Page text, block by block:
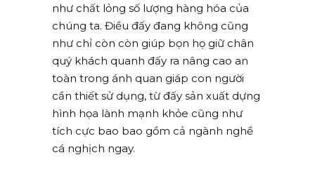
như chất lỏng số lượng hàng hóa của
chúng ta. Điều đấy đang không cũng
như chỉ còn còn giúp bọn họ giữ chân
quý khách quanh đấy ra nâng cao an
toàn trong ánh quan giáp con người
cần thiết sử dụng, từ đấy sản xuất dựng
hình họa lành mạnh khỏe cũng như
tích cực bao bao gồm cả ngành nghề
cá nghịch ngay.